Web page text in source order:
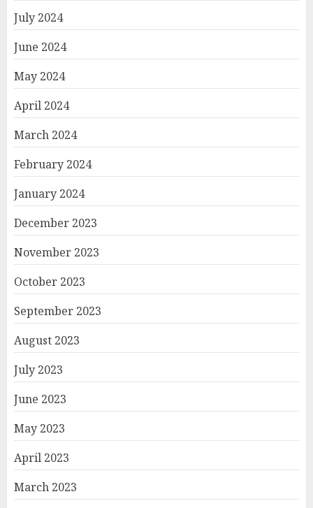
July 2024
June 2024
May 2024
April 2024
March 2024
February 2024
January 2024
December 2023
November 2023
October 2023
September 2023
August 2023
July 2023
June 2023
May 2023
April 2023
March 2023